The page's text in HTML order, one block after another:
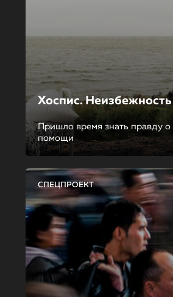
Хоспис.
Пришло время знать правду о
помощи
СПЕЦПРОЕКТ